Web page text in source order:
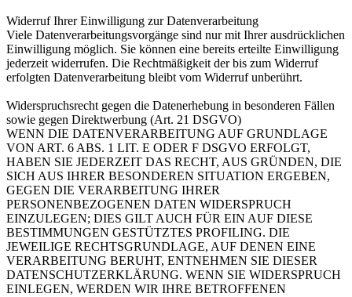
Widerruf Ihrer Einwilligung zur Datenverarbeitung
Viele Datenverarbeitungsvorgänge sind nur mit Ihrer ausdrücklichen
Einwilligung möglich. Sie können eine bereits erteilte Einwilligung
jederzeit widerrufen. Die Rechtmäßigkeit der bis zum Widerruf
erfolgten Datenverarbeitung bleibt vom Widerruf unberührt.
Widerspruchsrecht gegen die Datenerhebung in besonderen Fällen
sowie gegen Direktwerbung (Art. 21 DSGVO)
WENN DIE DATENVERARBEITUNG AUF GRUNDLAGE
VON ART. 6 ABS. 1 LIT. E ODER F DSGVO ERFOLGT,
HABEN SIE JEDERZEIT DAS RECHT, AUS GRÜNDEN, DIE
SICH AUS IHRER BESONDEREN SITUATION ERGEBEN,
GEGEN DIE VERARBEITUNG IHRER
PERSONENBEZOGENEN DATEN WIDERSPRUCH
EINZULEGEN; DIES GILT AUCH FÜR EIN AUF DIESE
BESTIMMUNGEN GESTÜTZTES PROFILING. DIE
JEWEILIGE RECHTSGRUNDLAGE, AUF DENEN EINE
VERARBEITUNG BERUHT, ENTNEHMEN SIE DIESER
DATENSCHUTZERKLÄRUNG. WENN SIE WIDERSPRUCH
EINLEGEN, WERDEN WIR IHRE BETROFFENEN